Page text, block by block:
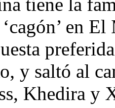
en
y saltó al
Khedira y